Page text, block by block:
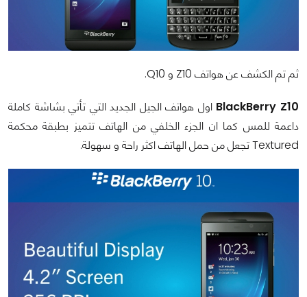
ثم تم الكشف عن هواتف Z10 و Q10
.
BlackBerry Z10 اول هواتف الجيل الجديد التي تأتي بشاشة كاملة
داعمة للمس كما ان الجزء الخلفي من الهاتف تتميز بطبقة محكمة
Texturedتجعل من حمل الهاتف اكثر راحة و سهولة.